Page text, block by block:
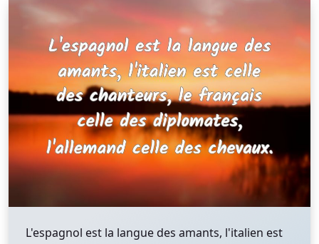
L'espagnol est la langue des amants, l'italien est